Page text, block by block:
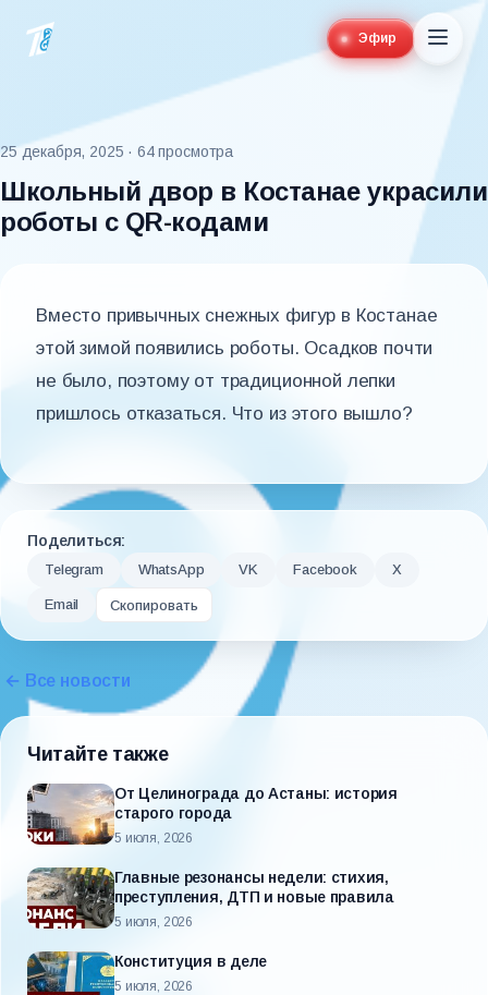
Эфир
25 декабря, 2025 · 64 просмотра
Школьный двор в Костанае украсили
роботы с QR-кодами
Вместо привычных снежных фигур в Костанае
этой зимой появились роботы. Осадков почти
не было, поэтому от традиционной лепки
пришлось отказаться. Что из этого вышло?
Поделиться:
Telegram WhatsApp VK Facebook X
Email Скопировать
← Все новости
Читайте также
От Целинограда до Астаны: история
старого города
5 июля, 2026
Главные резонансы недели: стихия,
преступления, ДТП и новые правила
5 июля, 2026
Конституция в деле
5 июля, 2026